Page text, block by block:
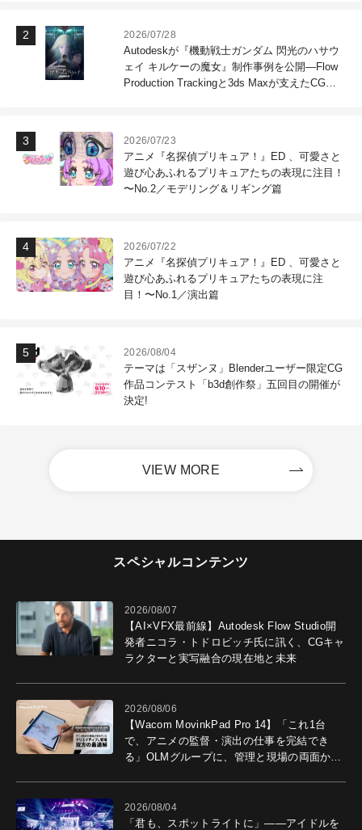
2026/07/28
Autodeskが『機動戦士ガンダム 閃光のハサウ
ェイ キルケーの魔女』制作事例を公開―Flow
Production Trackingと3ds Maxが支えたCG制
2026/07/23
アニメ『名探偵プリキュア！』ED 、可愛さと
遊び心あふれるプリキュアたちの表現に注目！
〜No.2／モデリング＆リギング篇
2026/07/22
アニメ『名探偵プリキュア！』ED 、可愛さと
遊び心あふれるプリキュアたちの表現に注
目！〜No.1／演出篇
2026/08/04
テーマは「スザンヌ」Blenderユーザー限定CG
作品コンテスト「b3d創作祭」五回目の開催が
決定!
VIEW MORE
スペシャルコンテンツ
2026/08/07
【AI×VFX最前線】Autodesk Flow Studio開
発者ニコラ・トドロビッチ氏に訊く、CGキャ
ラクターと実写融合の現在地と未来
2026/08/06
【Wacom MovinkPad Pro 14】「これ1台
で、アニメの監督・演出の仕事を完結でき
る」OLMグループに、管理と現場の両面から
2026/08/04
「君も、スポットライトに」――アイドルを